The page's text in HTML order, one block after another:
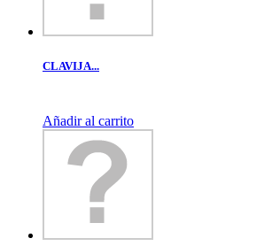
CLAVIJA...
Añadir al carrito